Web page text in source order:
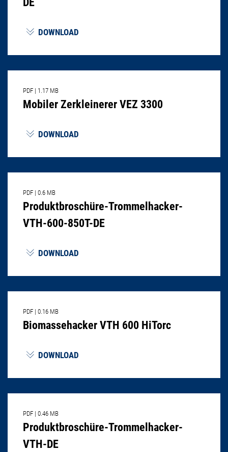
DOWNLOAD
PDF | 1.17 MB
Mobiler Zerkleinerer VEZ 3300
DOWNLOAD
PDF | 0.6 MB
Produktbroschüre-Trommelhacker-
VTH-600-850T-DE
DOWNLOAD
PDF | 0.16 MB
Biomassehacker VTH 600 HiTorc
DOWNLOAD
PDF | 0.46 MB
Produktbroschüre-Trommelhacker-
VTH-DE